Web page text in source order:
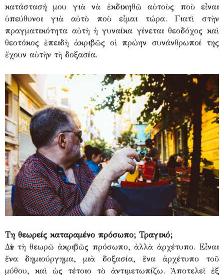
κατάστασή μου γιὰ νὰ ἐκδικηθῶ αὐτοὺς ποὺ εἶναι
ὑπεύθυνοι γιὰ αὐτὸ ποὺ εἶμαι τώρα. Γιατὶ στὴν
πραγματικότητα αὐτὴ ἡ γυναίκα γίνεται θεοδόχος καὶ
θεοτόκος ἐπειδὴ ἀκριβῶς οἱ πρώην συνάνθρωποί της
ἔχουν αὐτὴν τὴ δοξασία.
Τη θεωρείς καταραμένο πρόσωπο; Τραγικό;
Δὲν τὴ θεωρῶ ἀκριβῶς πρόσωπο, ἀλλὰ ἀρχέτυπο. Εἶναι
ἕνα δημιούργημα, μιὰ δοξασία, ἕνα ἀρχέτυπο τοῦ
μύθου, καὶ ὡς τέτοιο τὸ ἀντιμετωπίζω. Ἀποτελεῖ ἐξ